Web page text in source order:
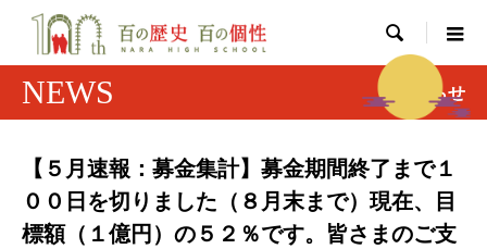

NEWS お知らせ
【５月速報：募金集計】募金期間終了まで１
００日を切りました（８月末まで）現在、目
標額（１億円）の５２％です。皆さまのご支